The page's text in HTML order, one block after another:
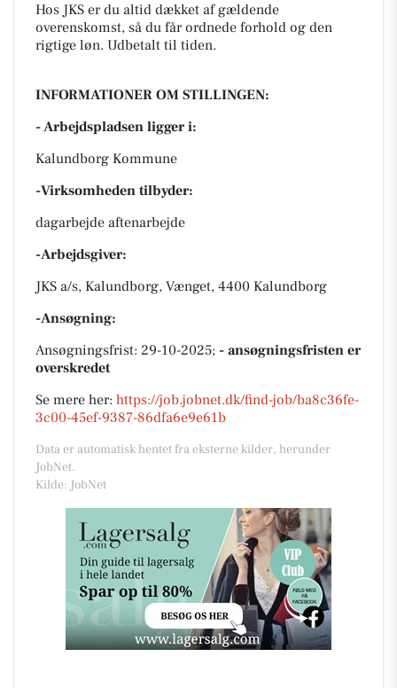
Hos JKS er du altid dækket af gældende
overenskomst, så du får ordnede forhold og den
rigtige løn. Udbetalt til tiden.
INFORMATIONER OM STILLINGEN:
- Arbejdspladsen ligger i:
Kalundborg Kommune
-Virksomheden tilbyder:
dagarbejde aftenarbejde
-Arbejdsgiver:
JKS a/s, Kalundborg, Vænget, 4400 Kalundborg
-Ansøgning:
Ansøgningsfrist: 29-10-2025; - ansøgningsfristen er
overskredet
Se mere her: https://job.jobnet.dk/find-job/ba8c36fe-
3c00-45ef-9387-86dfa6e9e61b
Data er automatisk hentet fra eksterne kilder, herunder
JobNet.
Kilde: JobNet